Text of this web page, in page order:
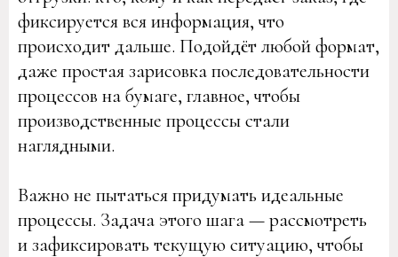
фиксируется вся информация, что
происходит дальше. Подойдёт любой формат,
даже простая зарисовка последовательности
процессов на бумаге, главное, чтобы
производственные процессы стали
наглядными.
Важно не пытаться придумать идеальные
процессы. Задача этого шага — рассмотреть
и зафиксировать текущую ситуацию, чтобы